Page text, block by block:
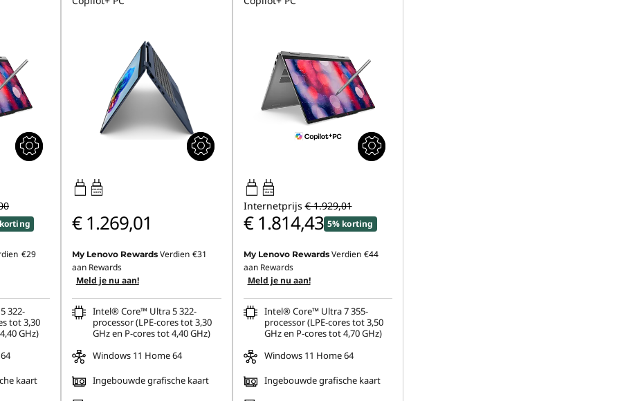
€29
322-
tot 3,30
GHz)
kaart
45W-65W
USB PD
€ 1.269,01
My Lenovo Rewards Verdien €31
aan Rewards
Meld je nu aan!
Intel® Core™ Ultra 5 322-
processor (LPE-cores tot 3,30
GHz en P-cores tot 4,40 GHz)
Windows 11 Home 64
Ingebouwde grafische kaart
45W-65W
USB PD
Internetprijs € 1.929,01
€ 1.814,43 5% korting
My Lenovo Rewards Verdien €44
aan Rewards
Meld je nu aan!
Intel® Core™ Ultra 7 355-
processor (LPE-cores tot 3,50
GHz en P-cores tot 4,70 GHz)
Windows 11 Home 64
Ingebouwde grafische kaart